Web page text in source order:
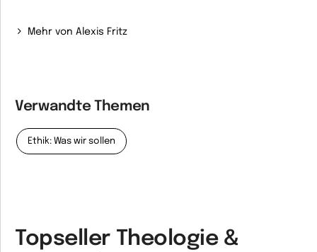
Mehr von Alexis Fritz
Verwandte Themen
Ethik: Was wir sollen
Topseller Theologie &